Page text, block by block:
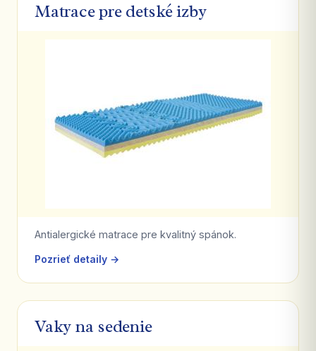
Matrace pre detské izby
Antialergické matrace pre kvalitný spánok.
Pozrieť detaily →
Vaky na sedenie